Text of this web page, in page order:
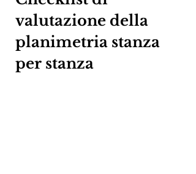
valutazione della
planimetria stanza
per stanza